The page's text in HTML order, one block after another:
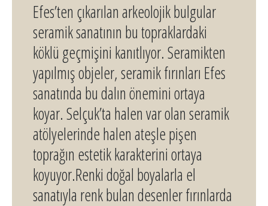
Efes’ten çıkarılan arkeolojik bulgular
seramik sanatının bu topraklardaki
köklü geçmişini kanıtlıyor. Seramikten
yapılmış objeler, seramik fırınları Efes
sanatında bu dalın önemini ortaya
koyar. Selçuk’ta halen var olan seramik
atölyelerinde halen ateşle pişen
toprağın estetik karakterini ortaya
koyuyor.Renki doğal boyalarla el
sanatıyla renk bulan desenler fırınlarda